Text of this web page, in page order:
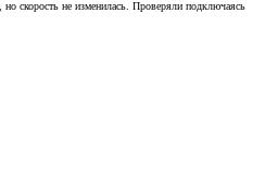
скорость не изменилась. Проверяли подключаясь